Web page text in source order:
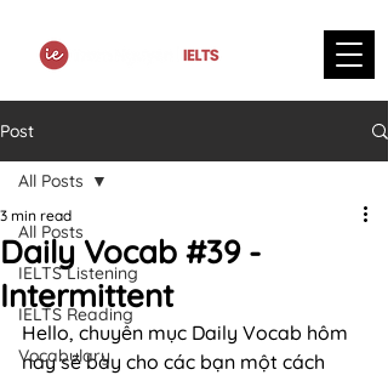
Post
All Posts
IELTS Listening
IELTS Reading
Vocabulary
All Posts
Daily Vocab #39 -
Intermittent
3 min read
Hello, chuyên mục Daily Vocab hôm
nay sẽ bày cho các bạn một cách